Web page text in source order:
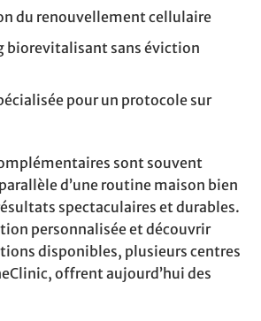
du renouvellement cellulaire
biorevitalisant sans éviction
pour un protocole sur
sont souvent
d’une routine maison bien
spectaculaires et durables.
personnalisée et découvrir
disponibles, plusieurs centres
offrent aujourd’hui des